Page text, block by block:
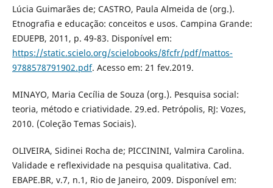
Lúcia Guimarães de; CASTRO, Paula Almeida de (org.).
Etnografia e educação: conceitos e usos. Campina Grande:
EDUEPB, 2011, p. 49-83. Disponível em:
https://static.scielo.org/scielobooks/8fcfr/pdf/mattos-
9788578791902.pdf. Acesso em: 21 fev.2019.
MINAYO, Maria Cecília de Souza (org.). Pesquisa social:
teoria, método e criatividade. 29.ed. Petrópolis, RJ: Vozes,
2010. (Coleção Temas Sociais).
OLIVEIRA, Sidinei Rocha de; PICCININI, Valmira Carolina.
Validade e reflexividade na pesquisa qualitativa. Cad.
EBAPE.BR, v.7, n.1, Rio de Janeiro, 2009. Disponível em: